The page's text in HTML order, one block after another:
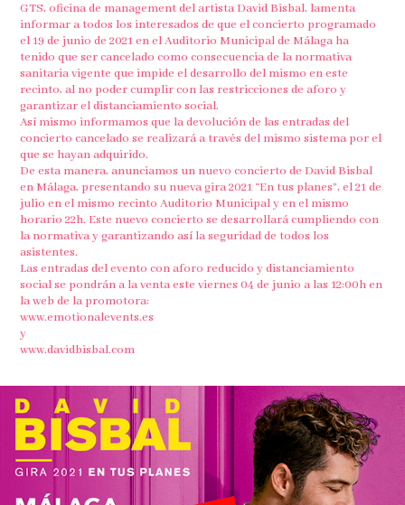
GTS, oficina de management del artista David Bisbal, lamenta
informar a todos los interesados de que el concierto programado
el 19 de junio de 2021 en el Auditorio Municipal de Málaga ha
tenido que ser cancelado como consecuencia de la normativa
sanitaria vigente que impide el desarrollo del mismo en este
recinto, al no poder cumplir con las restricciones de aforo y
garantizar el distanciamiento social.
Así mismo informamos que la devolución de las entradas del
concierto cancelado se realizará a través del mismo sistema por el
que se hayan adquirido.
De esta manera, anunciamos un nuevo concierto de David Bisbal
en Málaga, presentando su nueva gira 2021 “En tus planes”, el 21 de
julio en el mismo recinto Auditorio Municipal y en el mismo
horario 22h. Este nuevo concierto se desarrollará cumpliendo con
la normativa y garantizando así la seguridad de todos los
asistentes.
Las entradas del evento con aforo reducido y distanciamiento
social se pondrán a la venta este viernes 04 de junio a las 12:00h en
la web de la promotora:
www.emotionalevents.es
y
www.davidbisbal.com